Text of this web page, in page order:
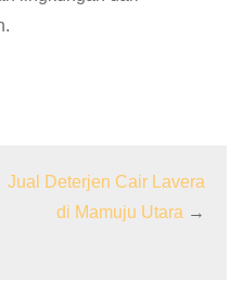
Jual Deterjen Cair Lavera
di Mamuju Utara →